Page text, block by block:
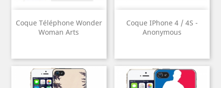
Coque Téléphone Wonder
Woman Arts
Coque IPhone 4 / 4S -
Anonymous